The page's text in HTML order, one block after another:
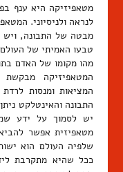
מטאפיזיקה היא ענף
לנראה ולניסיוני.
מבטה של התבונה, ויש
טבעו האמיתי של
מהו מקומו של האדם
המטאפיזיקה מבקשת
המציאות ומנסות
התבונה והאינטלקט
יש לסמוך על ידע
שלפיה העולם הוא
ככל שהיא מתקרבת